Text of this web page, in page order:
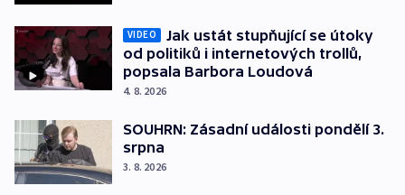
VIDEO
Jak ustát stupňující se útoky
od politiků i internetových trollů,
popsala Barbora Loudová
4. 8. 2026
SOUHRN: Zásadní události pondělí 3.
srpna
3. 8. 2026